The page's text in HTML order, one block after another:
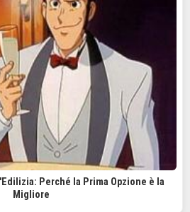
Perché la Prima Opzione è la
Migliore